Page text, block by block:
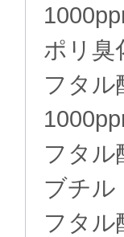
ポリ臭
フタ
フタ
ブチ
フタ